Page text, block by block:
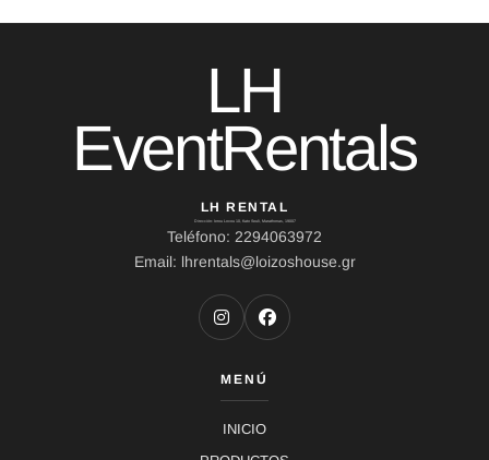
LH
EventRentals
LH RENTAL
Dirección: Ierou Loxou 10, Kato Souli, Marathonas, 19007
Teléfono: 2294063972
Email: lhrentals@loizoshouse.gr
MENÚ
INICIO